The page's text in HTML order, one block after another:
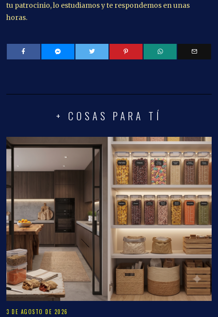
tu patrocinio, lo estudiamos y te respondemos en unas
horas.
+ COSAS PARA TÍ
3 DE AGOSTO DE 2026